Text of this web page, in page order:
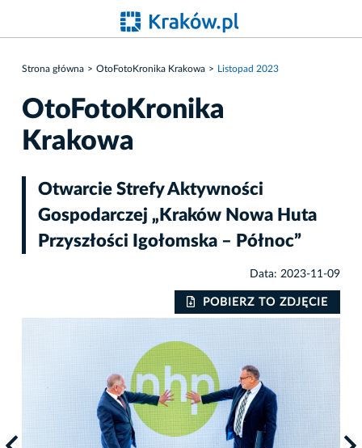
Strona główna OtoFotoKronika Krakowa Listopad 2023
OtoFotoKronika
Krakowa
Otwarcie Strefy Aktywności
Gospodarczej „Kraków Nowa Huta
Przyszłości Igołomska – Północ”
Data: 2023-11-09
POBIERZ TO ZDJĘCIE